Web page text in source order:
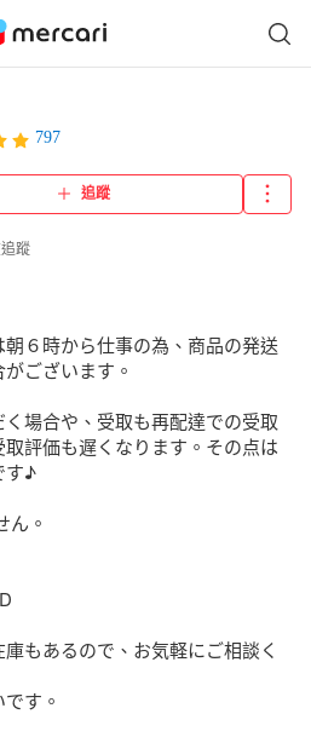
797
追蹤
蹤
６時から仕事の為、商品の発送
ございます。
場合や、受取も再配達での受取
評価も遅くなります。その点は
す♪
ん。
もあるので、お気軽にご相談く
す。